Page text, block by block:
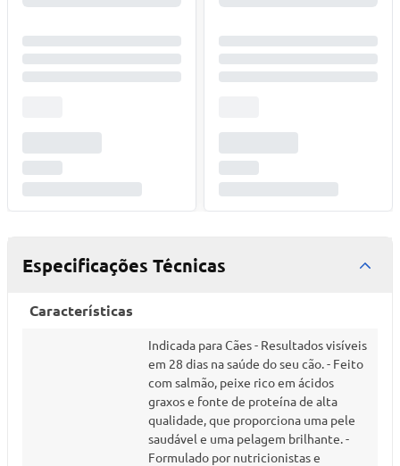
Especificações Técnicas
Características
Indicada para Cães - Resultados visíveis
em 28 dias na saúde do seu cão. - Feito
com salmão, peixe rico em ácidos
graxos e fonte de proteína de alta
qualidade, que proporciona uma pele
saudável e uma pelagem brilhante. -
Formulado por nutricionistas e